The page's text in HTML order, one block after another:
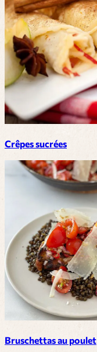
Crêpes sucrées
Bruschettas au poulet